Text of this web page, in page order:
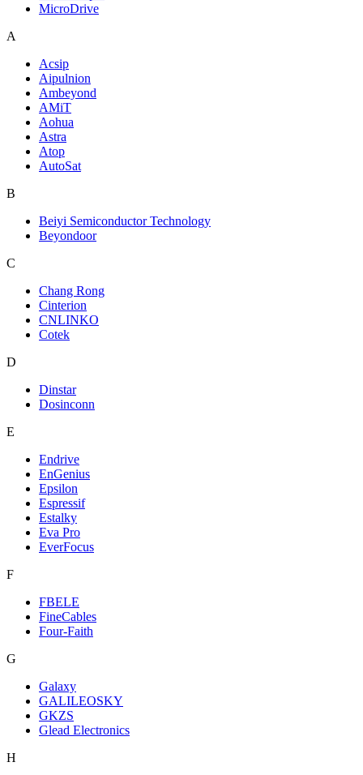
MicroDrive
A
Acsip
Aipulnion
Ambeyond
AMiT
Aohua
Astra
Atop
AutoSat
B
Beiyi Semiconductor Technology
Beyondoor
C
Chang Rong
Cinterion
CNLINKO
Cotek
D
Dinstar
Dosinconn
E
Endrive
EnGenius
Epsilon
Espressif
Estalky
Eva Pro
EverFocus
F
FBELE
FineCables
Four-Faith
G
Galaxy
GALILEOSKY
GKZS
Glead Electronics
H